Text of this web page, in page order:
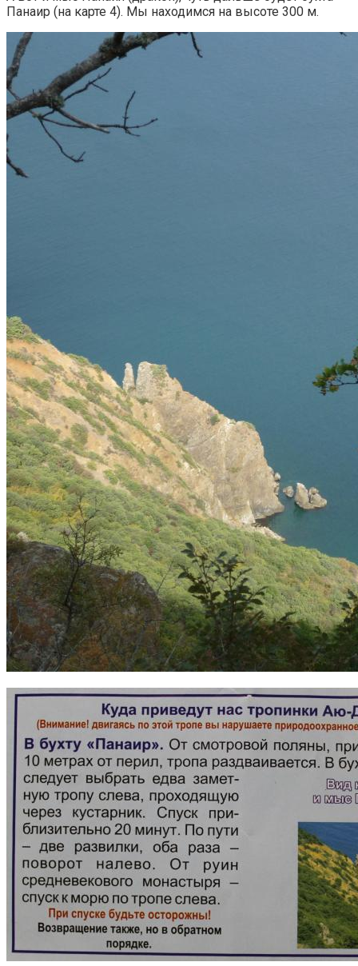
Панаир (на карте 4). Мы находимся на высоте 300 м.